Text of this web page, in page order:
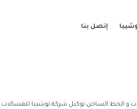
إتصل بنا
و الخط الساخن توكيل شركة توشيبا للغسالات.